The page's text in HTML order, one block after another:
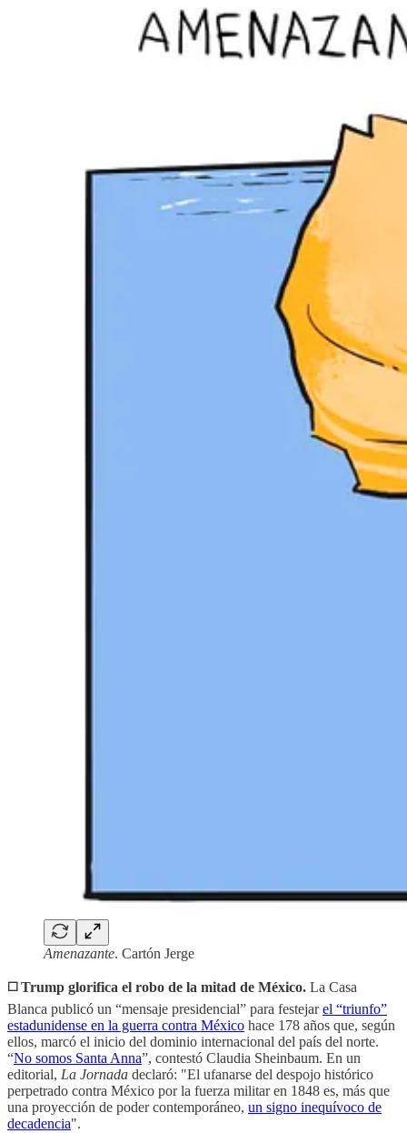
Amenazante. Cartón Jerge
◻️ Trump glorifica el robo de la mitad de México. La Casa
Blanca publicó un “mensaje presidencial” para festejarel “triunfo”
estadunidense en la guerra contra México hace 178 años que, según
ellos, marcó el inicio del dominio internacional del país del norte.
“No somos Santa Anna”, contestó Claudia Sheinbaum. En un
editorial, La Jornada declaró: "El ufanarse del despojo histórico
perpetrado contra México por la fuerza militar en 1848 es, más que
una proyección de poder contemporáneo, un signo inequívoco de
decadencia".